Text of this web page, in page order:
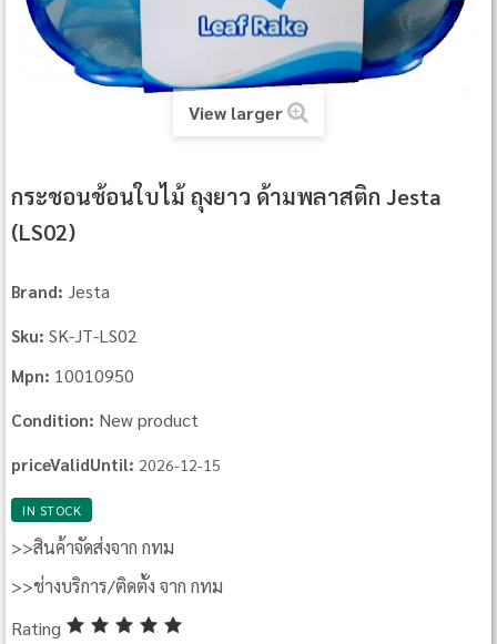
View larger
กระชอนช้อนใบไม้ ถุงยาว ด้ามพลาสติก Jesta
(LS02)
Brand: Jesta
Sku: SK-JT-LS02
Mpn: 10010950
Condition: New product
priceValidUntil: 2026-12-15
IN STOCK
>>สินค้าจัดส่งจาก กทม
>>ช่างบริการ/ติดตั้ง จาก กทม
Rating